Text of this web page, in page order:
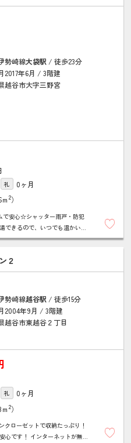
勢崎線大袋駅 / 徒歩23分
2017年6月 / 3階建
越谷市大字三野宮
礼
0ヶ月
2）
で安心☆シャッター雨戸・防犯
できるので、いつでも温かいお
利な設備も充実しています！！
２
勢崎線越谷駅 / 徒歩15分
2004年9月 / 3階建
越谷市東越谷２丁目
礼
0ヶ月
2）
ローゼットで収納たっぷり！
心です！ インターネットが無料